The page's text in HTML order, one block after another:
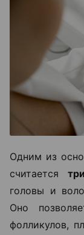
Одним из
считается
головы и
Оно
фолликулов,